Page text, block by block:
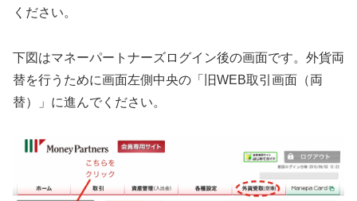
ください。
下図はマネーパートナーズログイン後の画面です。外貨両
替を行うために画面左側中央の「旧WEB取引画面（両
替）」に進んでください。